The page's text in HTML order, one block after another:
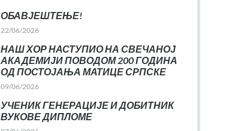
ОБАВЈЕШТЕЊЕ!
22/06/2026
НАШ ХОР НАСТУПИО НА СВЕЧАНОЈ
АКАДЕМИЈИ ПОВОДОМ 200 ГОДИНА
ОД ПОСТОЈАЊА МАТИЦЕ СРПСКЕ
09/06/2026
УЧЕНИК ГЕНЕРАЦИЈЕ И ДОБИТНИК
ВУКОВЕ ДИПЛОМЕ